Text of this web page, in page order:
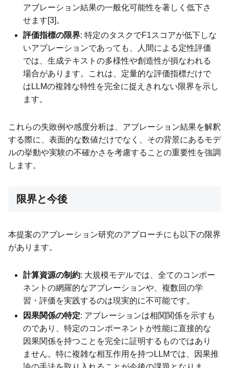
アブレーション結果の一般化可能性を著しく低下さ
せます[3]。
評価指標の限界: 特定のタスクでF1スコアが低下しな
いアブレーションであっても、人間による定性評価
では、生成テキストの多様性や創造性が損なわれる
場合があります。これは、定量的な評価指標だけで
はLLMの複雑な特性を完全に捉えきれない限界を示し
ます。
これらの失敗例や感度分析は、アブレーション結果を解釈
する際に、表面的な数値だけでなく、その背景にあるモデ
ルの挙動や実験の不確かさを考慮することの重要性を強調
します。
限界と今後
本提案のアブレーション研究のアプローチにも以下の限界
があります。
計算資源の制約: 大規模モデルでは、全てのコンポー
ネントの網羅的なアブレーションや、複数回の学
習・評価を実践するのは現実的に不可能です。
因果関係の特定: アブレーションは相関関係を示すも
のであり、特定のコンポーネントが性能に直接的な
因果関係を持つことを完全に証明するものではあり
ません。特に複雑な相互作用を持つLLMでは、因果推